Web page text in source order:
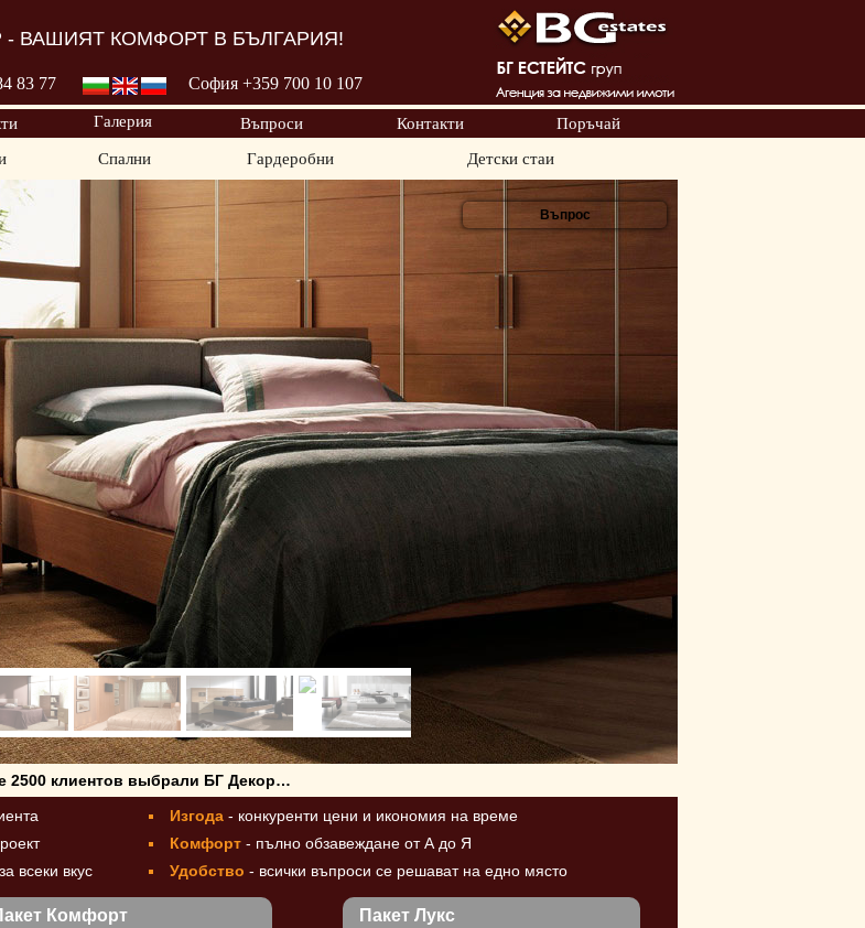
- ВАШИЯТ КОМФОРТ В БЪЛГАРИЯ!
4 83 77 София +359 700 10 107
Галерия Въпроси Контакти
Поръчай
Спални Гардеробни Детски стаи
Въпрос
2500 клиентов выбрали БГ Декор…
всеки вкус
Изгода - конкуренти цени и икономия на време
Комфорт - пълно обзавеждане от А до Я
Удобство - всички въпроси се решават на едно място
Комфорт Пакет Лукс